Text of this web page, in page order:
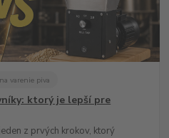
varenie piva
ktorý je lepší pre
z prvých krokov, ktorý